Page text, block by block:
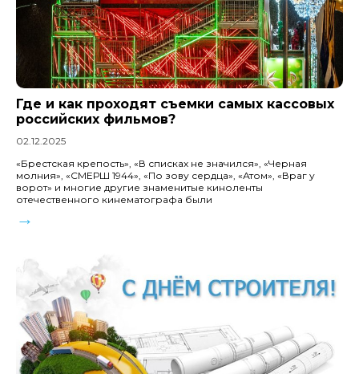
Где и как проходят съемки самых кассовых
российских фильмов?
02.12.2025
«Брестская крепость», «В списках не значился», «Черная
молния», «СМЕРШ 1944», «По зову сердца», «Атом», «Враг у
ворот» и многие другие знаменитые киноленты
отечественного кинематографа были
→